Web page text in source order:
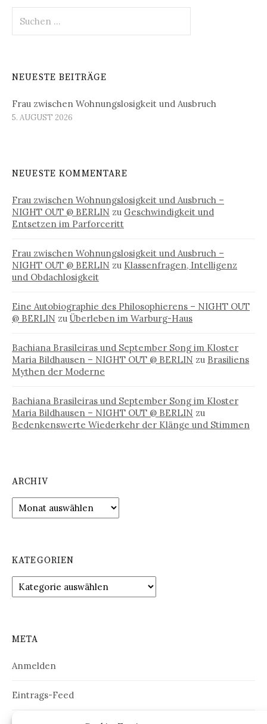
nach:
NEUESTE BEITRÄGE
Frau zwischen Wohnungslosigkeit und Ausbruch
5. AUGUST 2026
NEUESTE KOMMENTARE
Frau zwischen Wohnungslosigkeit und Ausbruch –
NIGHT OUT @ BERLIN zu Geschwindigkeit und
Entsetzen im Parforceritt
Frau zwischen Wohnungslosigkeit und Ausbruch –
NIGHT OUT @ BERLIN zu Klassenfragen, Intelligenz
und Obdachlosigkeit
Eine Autobiographie des Philosophierens – NIGHT OUT
@ BERLIN zu Überleben im Warburg-Haus
Bachiana Brasileiras und September Song im Kloster
Maria Bildhausen – NIGHT OUT @ BERLIN zu Brasiliens
Mythen der Moderne
Bachiana Brasileiras und September Song im Kloster
Maria Bildhausen – NIGHT OUT @ BERLIN zu
Bedenkenswerte Wiederkehr der Klänge und Stimmen
ARCHIV
Archiv
KATEGORIEN
Kategorien
META
Anmelden
Eintrags-Feed